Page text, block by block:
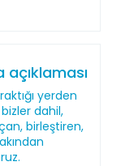
yerden
dahil,
birleştiren,